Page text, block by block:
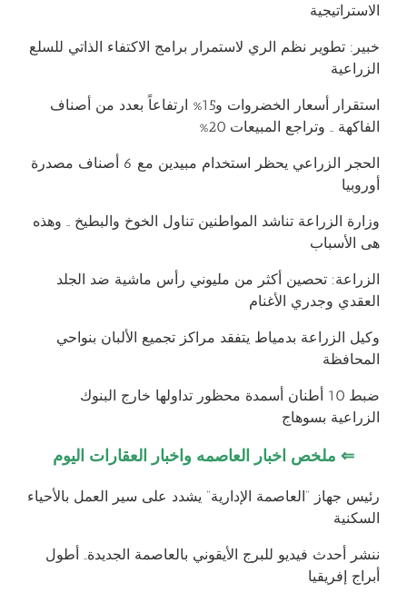
الاستراتيجية
خبير: تطوير نظم الري لاستمرار برامج الاكتفاء الذاتي للسلع
الزراعية
استقرار أسعار الخضروات و15% ارتفاعاً بعدد من أصناف
الفاكهة .. وتراجع المبيعات 20%
الحجر الزراعي يحظر استخدام مبيدين مع 6 أصناف مصدرة
أوروبيا
وزارة الزراعة تناشد المواطنين تناول الخوخ والبطيخ .. وهذه
هى الأسباب
​الزراعة: تحصين أكثر من مليوني رأس ماشية ضد الجلد
العقدي وجدري الأغنام
وكيل الزراعة بدمياط يتفقد مراكز تجميع الألبان بنواحي
المحافظة
ضبط 10 أطنان أسمدة محظور تداولها خارج البنوك
الزراعية بسوهاج
⇐ ملخص اخبار العاصمه واخبار العقارات اليوم
رئيس جهاز “العاصمة الإدارية” يشدد على سير العمل بالأحياء
السكنية
ننشر أحدث فيديو للبرج الأيقوني بالعاصمة الجديدة.. أطول
أبراج إفريقيا